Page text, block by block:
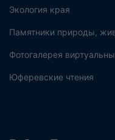
Экология края
Памятники природы,
Фотогалерея
Юферевские чтения